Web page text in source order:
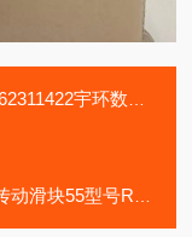
数控机床设备轴承导轨
R162259410轴承导轨